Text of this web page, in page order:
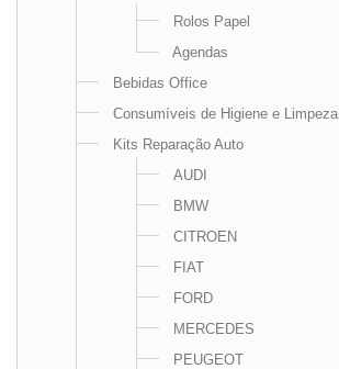
Rolos Papel
Agendas
Bebidas Office
Consumíveis de Higiene e Limpeza
Kits Reparação Auto
AUDI
BMW
CITROEN
FIAT
FORD
MERCEDES
PEUGEOT